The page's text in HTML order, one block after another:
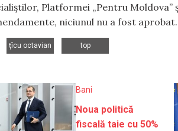
Platformei „Pentru Moldova”
niciunul nu a fost aprobat.
țîcu octavian
top
Bani
Noua politică
fiscală taie cu 50%